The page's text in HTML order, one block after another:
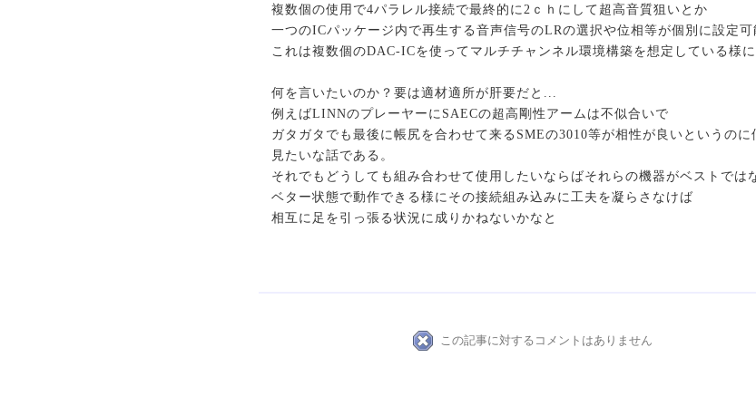
複数個の使用で4パラレル接続で最終的に2ｃｈにして超高音質狙いとか
一つのICパッケージ内で再生する音声信号のLRの選択や位相等が個別に設定可
これは複数個のDAC-ICを使ってマルチチャンネル環境構築を想定している様に
何を言いたいのか？要は適材適所が肝要だと...
例えばLINNのプレーヤーにSAECの超高剛性アームは不似合いで
ガタガタでも最後に帳尻を合わせて来るSMEの3010等が相性が良いというのに
見たいな話である。
それでもどうしても組み合わせて使用したいならばそれらの機器がベストでは
ベター状態で動作できる様にその接続組み込みに工夫を凝らさなけば
相互に足を引っ張る状況に成りかねないかなと
この記事に対するコメントはありません